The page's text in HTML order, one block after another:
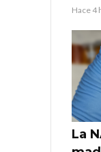
Hace 4
La